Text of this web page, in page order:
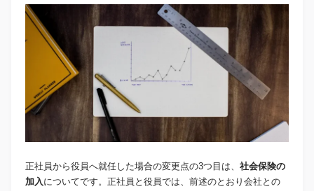
正社員から役員へ就任した場合の変更点の3つ目は、 社会保険の
加入についてです。正社員と役員では、前述のとおり会社との